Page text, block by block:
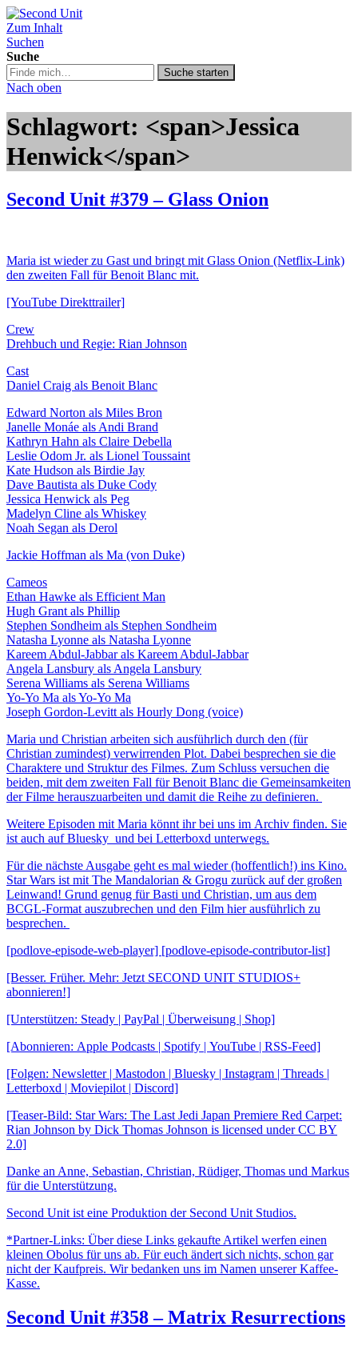
Second Unit
Zum Inhalt
Suchen
Suche
Suche
in
podcast.de/
Suche starten
Nach oben
Schlagwort: <span>Jessica
Henwick</span>
Second Unit #379 – Glass Onion
Maria ist wieder zu Gast und bringt mit Glass Onion (Netflix-Link)
den zweiten Fall für Benoit Blanc mit.
[YouTube Direkttrailer]
Crew
Drehbuch und Regie: Rian Johnson
Cast
Daniel Craig als Benoit Blanc
Edward Norton als Miles Bron
Janelle Monáe als Andi Brand
Kathryn Hahn als Claire Debella
Leslie Odom Jr. als Lionel Toussaint
Kate Hudson als Birdie Jay
Dave Bautista als Duke Cody
Jessica Henwick als Peg
Madelyn Cline als Whiskey
Noah Segan als Derol
Jackie Hoffman als Ma (von Duke)
Cameos
Ethan Hawke als Efficient Man
Hugh Grant als Phillip
Stephen Sondheim als Stephen Sondheim
Natasha Lyonne als Natasha Lyonne
Kareem Abdul-Jabbar als Kareem Abdul-Jabbar
Angela Lansbury als Angela Lansbury
Serena Williams als Serena Williams
Yo-Yo Ma als Yo-Yo Ma
Joseph Gordon-Levitt als Hourly Dong (voice)
Maria und Christian arbeiten sich ausführlich durch den (für
Christian zumindest) verwirrenden Plot. Dabei besprechen sie die
Charaktere und Struktur des Filmes. Zum Schluss versuchen die
beiden, mit dem zweiten Fall für Benoit Blanc die Gemeinsamkeiten
der Filme herauszuarbeiten und damit die Reihe zu definieren.
Weitere Episoden mit Maria könnt ihr bei uns im Archiv finden. Sie
ist auch auf Bluesky und bei Letterboxd unterwegs.
Für die nächste Ausgabe geht es mal wieder (hoffentlich!) ins Kino.
Star Wars ist mit The Mandalorian & Grogu zurück auf der großen
Leinwand! Grund genug für Basti und Christian, um aus dem
BCGL-Format auszubrechen und den Film hier ausführlich zu
besprechen.
[podlove-episode-web-player] [podlove-episode-contributor-list]
[Besser. Früher. Mehr: Jetzt SECOND UNIT STUDIOS+
abonnieren!]
[Unterstützen: Steady | PayPal | Überweisung | Shop]
[Abonnieren: Apple Podcasts | Spotify | YouTube | RSS-Feed]
[Folgen: Newsletter | Mastodon | Bluesky | Instagram | Threads |
Letterboxd | Moviepilot | Discord]
[Teaser-Bild: Star Wars: The Last Jedi Japan Premiere Red Carpet:
Rian Johnson by Dick Thomas Johnson is licensed under CC BY
2.0]
Danke an Anne, Sebastian, Christian, Rüdiger, Thomas und Markus
für die Unterstützung.
Second Unit ist eine Produktion der Second Unit Studios.
*Partner-Links: Über diese Links gekaufte Artikel werfen einen
kleinen Obolus für uns ab. Für euch ändert sich nichts, schon gar
nicht der Kaufpreis. Wir bedanken uns im Namen unserer Kaffee-
Kasse.
Second Unit #358 – Matrix Resurrections